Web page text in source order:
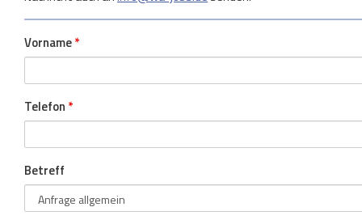
Vorname*
Telefon *
Betreff